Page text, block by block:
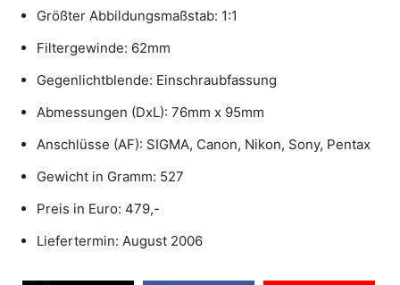
Größter Abbildungsmaßstab: 1:1
Filtergewinde: 62mm
Gegenlichtblende: Einschraubfassung
Abmessungen (DxL): 76mm x 95mm
Anschlüsse (AF): SIGMA, Canon, Nikon, Sony, Pentax
Gewicht in Gramm: 527
Preis in Euro: 479,-
Liefertermin: August 2006